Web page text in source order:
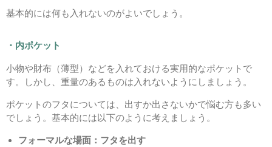
基本的には何も入れないのがよいでしょう。
・内ポケット
小物や財布（薄型）などを入れておける実用的なポケットで
す。しかし、重量のあるものは入れないようにしましょう。
ポケットのフタについては、出すか出さないかで悩む方も多い
でしょう。基本的には以下のように考えましょう。
フォーマルな場面：フタを出す